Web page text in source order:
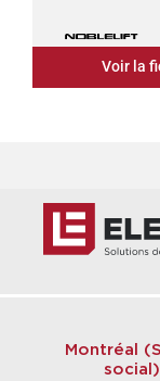
Voir la
Montréal
social)